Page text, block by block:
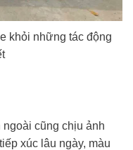
khỏi những tác động
cũng chịu ảnh
xúc lâu ngày, màu